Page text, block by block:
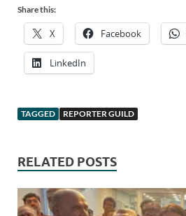
Share this:
X Facebook
LinkedIn
TAGGED REPORTER GUILD
RELATED POSTS